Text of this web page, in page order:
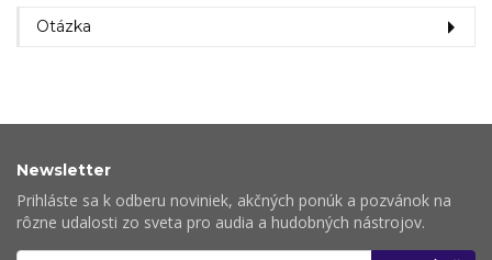
Otázka
Newsletter
Prihláste sa k odberu noviniek, akčných ponúk a pozvánok na
rôzne udalosti zo sveta pro audia a hudobných nástrojov.